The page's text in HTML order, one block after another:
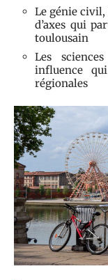
Le génie civil,
d’axes qui
toulousain
Les
influence
régionales